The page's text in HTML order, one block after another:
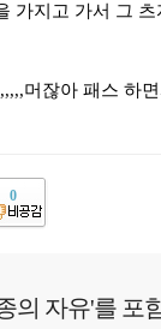
가지고 가서 그
머잖아 패스 하
0
의 자유'를 포